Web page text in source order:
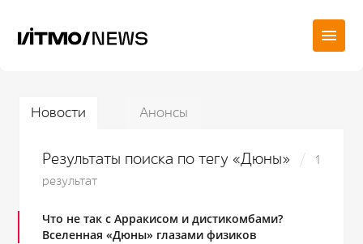
Новости Анонсы
Результаты поиска по тегу «Дюны»
1
результат
Что не так с Арракисом и дистикомбами?
Вселенная «Дюны» глазами физиков